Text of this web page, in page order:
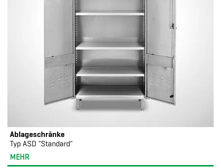
Ablageschränke
Typ ASD "Standard"
MEHR